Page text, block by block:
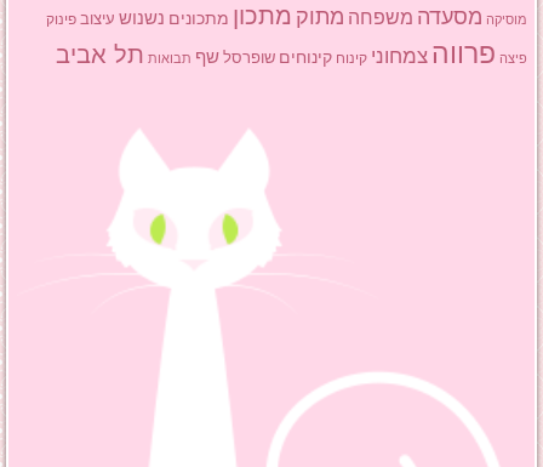
מוסיקה מסעדה משפחה מתוק מתכון מתכונים נשנוש עיצוב פינוק
פיצה פרווה צמחוני קינוח קינוחים שופרסל שף תבואות תל אביב